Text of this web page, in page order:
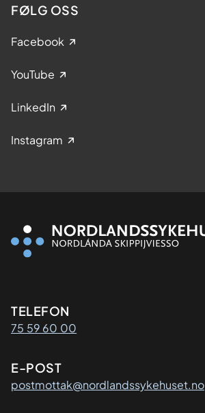
FØLG OSS
Facebook
YouTube
LinkedIn
Instagram
Kontaktinformasjon
TELEFON
75 59 60 00
E-POST
postmottak@nordlandssykehuset.no